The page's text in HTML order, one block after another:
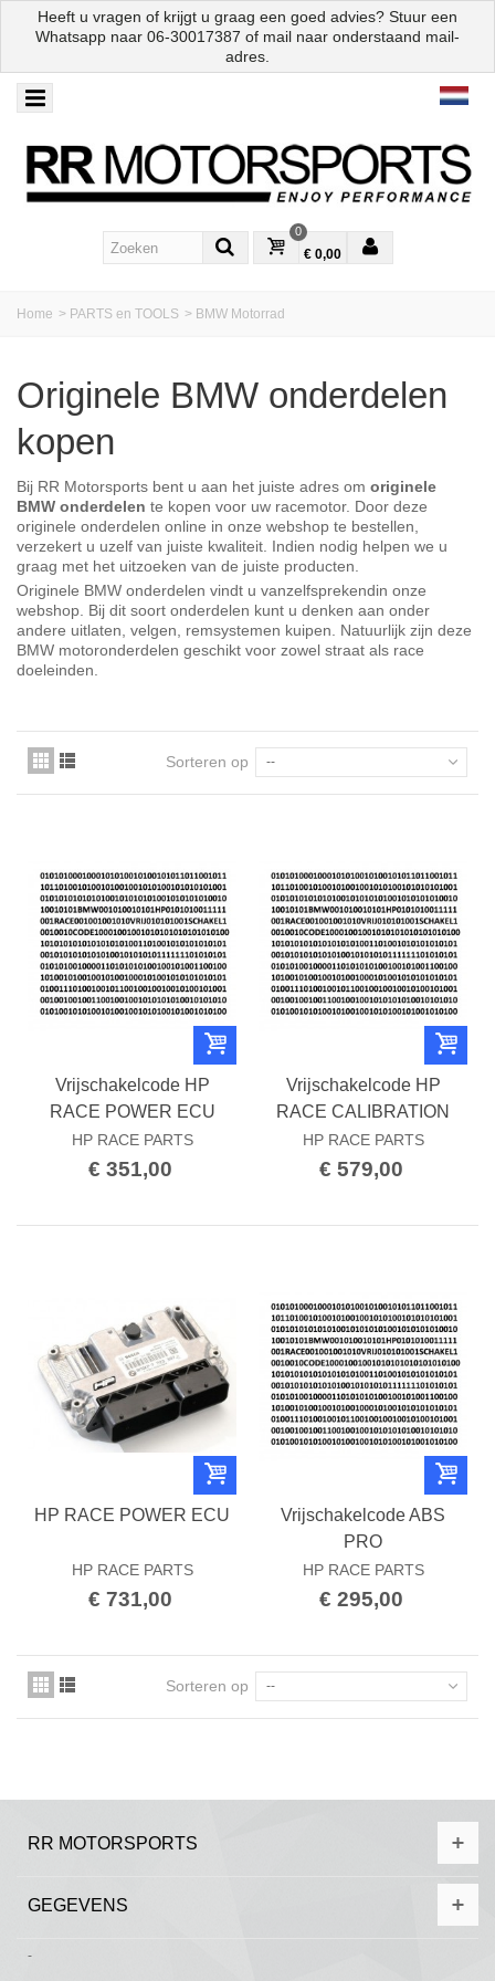
Heeft u vragen of krijgt u graag een goed advies? Stuur een
Whatsapp naar 06-30017387 of mail naar onderstaand mail-
adres.
0
€ 0,00
Home > PARTS en TOOLS > BMW Motorrad
Originele BMW onderdelen
kopen
Bij RR Motorsports bent u aan het juiste adres om originele
BMW onderdelen te kopen voor uw racemotor. Door deze
originele onderdelen online in onze webshop te bestellen,
verzekert u uzelf van juiste kwaliteit. Indien nodig helpen we u
graag met het uitzoeken van de juiste producten.
Originele BMW onderdelen vindt u vanzelfsprekendin onze
webshop. Bij dit soort onderdelen kunt u denken aan onder
andere uitlaten, velgen, remsystemen kuipen. Natuurlijk zijn deze
BMW motoronderdelen geschikt voor zowel straat als race
doeleinden.
Sorteren op --
Vrijschakelcode HP
RACE POWER ECU
HP RACE PARTS
€ 351,00
Vrijschakelcode HP
RACE CALIBRATION
HP RACE PARTS
€ 579,00
HP RACE POWER ECU
HP RACE PARTS
€ 731,00
Vrijschakelcode ABS
PRO
HP RACE PARTS
€ 295,00
Sorteren op --
RR MOTORSPORTS
GEGEVENS
-